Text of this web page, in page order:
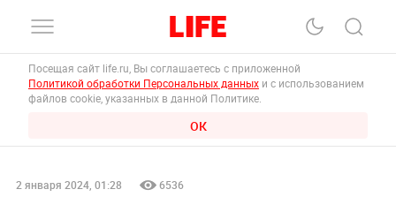
Посещая сайт life.ru, Вы соглашаетесь с приложенной
Политикой обработки Персональных данных и с использованием
файлов cookie, указанных в данной Политике.
ОК
2 января 2024, 01:28 6536